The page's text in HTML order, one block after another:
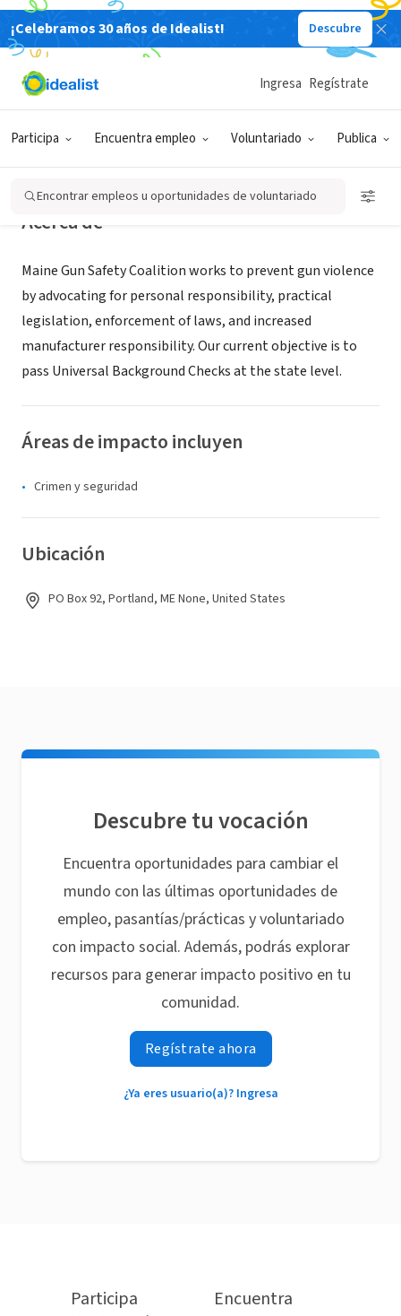
¡Celebramos 30 años de Idealist! Descubre
Participa Encuentra empleo Voluntariado Publica
Ingresa Regístrate
Encontrar empleos u oportunidades de voluntariado
ORGANIZACIÓN SIN FIN DE LUCRO
Maine Gun Safety Coalition
Acerca de
Maine Gun Safety Coalition works to prevent gun violence
by advocating for personal responsibility, practical
legislation, enforcement of laws, and increased
manufacturer responsibility. Our current objective is to
pass Universal Background Checks at the state level.
Áreas de impacto incluyen
Crimen y seguridad
Ubicación
PO Box 92, Portland, ME None, United States
Descubre tu vocación
Encuentra oportunidades para cambiar el
mundo con las últimas oportunidades de
empleo, pasantías/prácticas y voluntariado
con impacto social. Además, podrás explorar
recursos para generar impacto positivo en tu
comunidad.
Regístrate ahora
¿Ya eres usuario(a)? Ingresa
Participa
Encuentra